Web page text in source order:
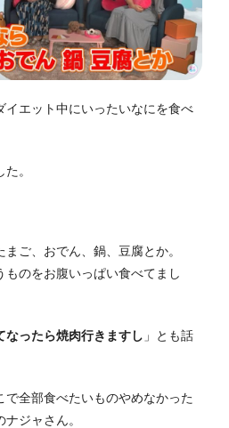
イエット中にいったいなにを食べ
。
まご、おでん、鍋、豆腐とか。
のをお腹いっぱい食べてまし
なったら焼肉行きますし 」とも話
で全部食べたいものやめなかった
ジャさん。